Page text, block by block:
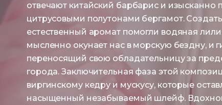
отвечают китайский барбарис и изысканно
цитрусовыми полутонами бергамот.
естественный аромат помогли водяная
мысленно окунает нас в морскую бездну, и
переносящий свою обладательницу за
города. Заключительная фаза этой
виргинскому кедру и мускусу, которые
насыщенный незабываемый шлейф.